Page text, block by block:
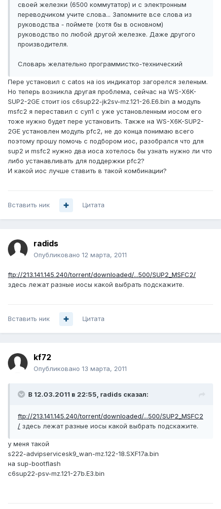
своей железки (6500 коммутатор) и с электронным
переводчиком учите слова... Запомните все слова из
руководства - поймете (хотя бы в основном)
руководство по любой другой железке. Даже другого
производителя.
Словарь желательно программистко-технический
Пере установил с catos на ios индикатор загорелся зеленым.
Но теперь возникла другая проблема, сейчас на WS-X6K-
SUP2-2GE стоит ios c6sup22-jk2sv-mz.121-26.E6.bin а модуль
msfc2 я переставил с суп1 с уже установленным иосом его
тоже нужно будет пере установить. Также на WS-X6K-SUP2-
2GE установлен модуль pfc2, не до конца понимаю всего
поэтому прошу помочь с подбором иос, разобрался что для
sup2 и msfc2 нужно два иоса хотелось бы узнать нужно ли что
либо устанавливать для поддержки pfc2?
И какой иос лучше ставить в такой комбинации?
Вставить ник Цитата
radids
Опубликовано 12 марта, 2011
ftp://213.141.145.240/torrent/downloaded/...500/SUP2_MSFC2/
здесь лежат разные иосы какой выбрать подскажите.
Вставить ник Цитата
kf72
Опубликовано 13 марта, 2011
В 12.03.2011 в 22:55, radids сказал:
ftp://213.141.145.240/torrent/downloaded/...500/SUP2_MSFC2
/ здесь лежат разные иосы какой выбрать подскажите.
у меня такой
s222-advipservicesk9_wan-mz.122-18.SXF17a.bin
на sup-bootflash
c6sup22-psv-mz.121-27b.E3.bin